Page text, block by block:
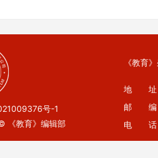
号-1
《教育》编辑部
《教育
地 址：
邮 编
电 话